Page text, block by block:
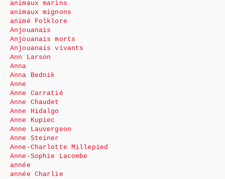
animaux marins
animaux mignons
animé Folklore
Anjouanais
Anjouanais morts
Anjouanais vivants
Ann Larson
Anna
Anna Bednik
Anne
Anne Carratié
Anne Chaudet
Anne Hidalgo
Anne Kupiec
Anne Lauvergeon
Anne Steiner
Anne-Charlotte Millepied
Anne-Sophie Lacombe
année
année Charlie